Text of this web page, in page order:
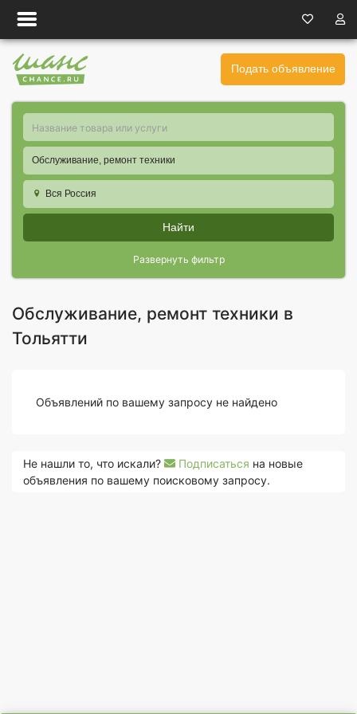
Подать объявление
Обслуживание, ремонт техники
Вся Россия
Найти
Развернуть фильтр
Обслуживание, ремонт техники в
Тольятти
Объявлений по вашему запросу не найдено
Не нашли то, что искали? Подписаться на новые
объявления по вашему поисковому запросу.